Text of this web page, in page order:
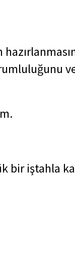
bir iştahla